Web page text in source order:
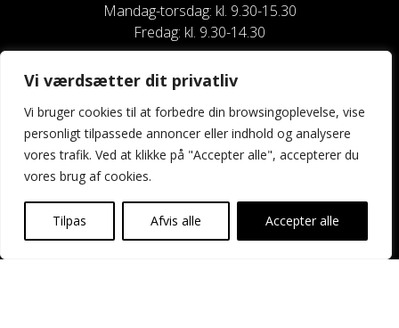
Vi værdsætter dit privatliv
Vi bruger cookies til at forbedre din browsingoplevelse, vise
personligt tilpassede annoncer eller indhold og analysere
vores trafik. Ved at klikke på "Accepter alle", accepterer du
vores brug af cookies.
Tilpas Afvis alle Accepter alle
Mandag-torsdag: kl. 9.30-15.30
Fredag: kl. 9.30-14.30
CVR nr. 20916818
Reg. & Kontonr.: 4180 3119119022
Privatlivspolitik og cookies
Kontakt os
Kalender